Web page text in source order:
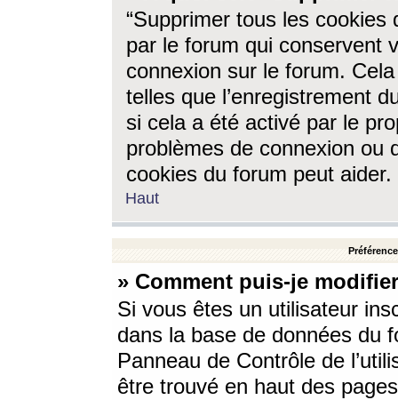
“Supprimer tous les cookies
par le forum qui conservent
connexion sur le forum.
telles que l’enregistrement
si cela a été activé par le
problèmes de connexion ou
cookies du forum peut aider.
Haut
» Comment puis-je
Si vous êtes un utilisateur
dans la base de données du
Panneau de Contrôle de
être trouvé en haut des